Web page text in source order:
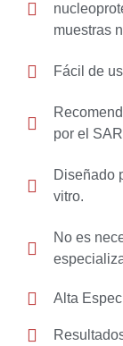
muestras
Fácil de
por el
Diseñado
vitro.
No es
Alta